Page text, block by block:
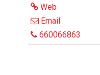
Web
Email
660066863